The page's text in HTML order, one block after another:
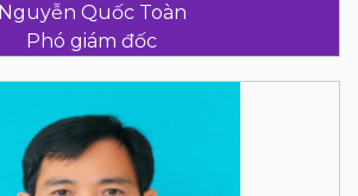
Nguyễn Quốc Toàn
Phó giám đốc